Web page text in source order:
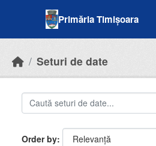
Primăria Timișoara
Seturi de date
Order by